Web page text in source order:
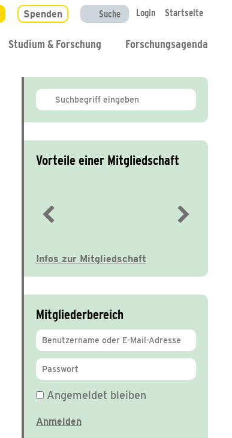
Spenden Suche Login Startseite
Studium & Forschung Forschungsagenda
Vorteile einer Mitgliedschaft
Infos zur Mitgliedschaft
Mitgliederbereich
Angemeldet bleiben